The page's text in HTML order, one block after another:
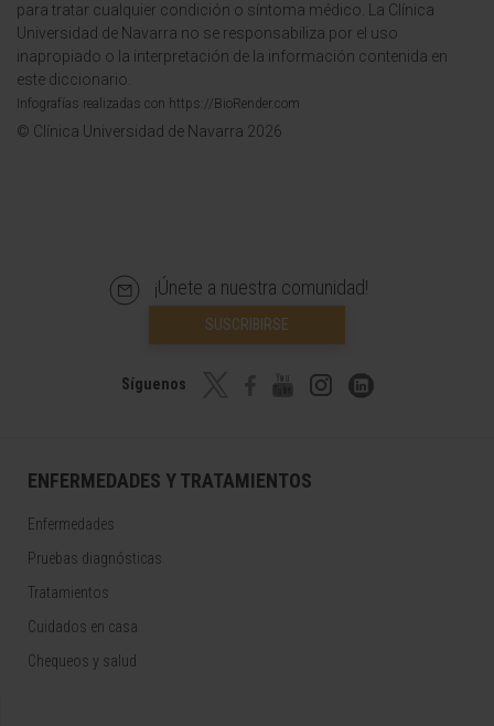
para tratar cualquier condición o síntoma médico. La Clínica
Universidad de Navarra no se responsabiliza por el uso
inapropiado o la interpretación de la información contenida en
este diccionario.
Infografías realizadas con https://BioRender.com
© Clínica Universidad de Navarra 2026
¡Únete a nuestra comunidad!
SUSCRIBIRSE
Síguenos
ENFERMEDADES Y TRATAMIENTOS
Enfermedades
Pruebas diagnósticas
Tratamientos
Cuidados en casa
Chequeos y salud